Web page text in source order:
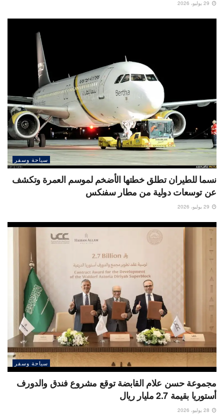
سياحة وسفر
نسما للطيران تطلق خطتها الأضخم لموسم العمرة وتكشف
عن توسعات دولية من مطار سفنكس
سياحة وسفر
مجموعة حسن علام القابضة توقع مشروع فندق والدورف
أستوريا بقيمة 2.7 مليار ريال